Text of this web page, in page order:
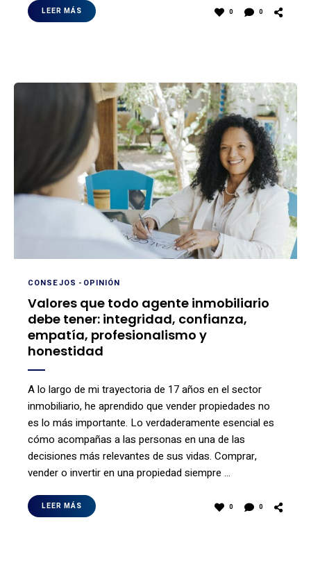
LEER MÁS 0 0
CONSEJOS - OPINIÓN
Valores que todo agente inmobiliario
debe tener: integridad, confianza,
empatía, profesionalismo y
honestidad
A lo largo de mi trayectoria de 17 años en el sector
inmobiliario, he aprendido que vender propiedades no
es lo más importante. Lo verdaderamente esencial es
cómo acompañas a las personas en una de las
decisiones más relevantes de sus vidas. Comprar,
vender o invertir en una propiedad siempre …
LEER MÁS 0 0